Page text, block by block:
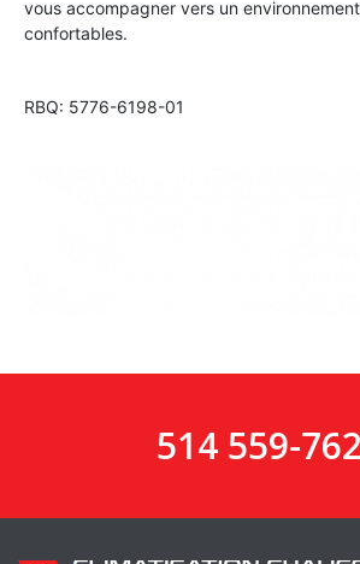
vous accompagner vers un
confortables.
RBQ: 5776-6198-01
514 559-